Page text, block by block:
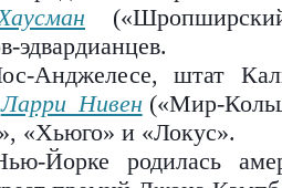
эдвардианцев.
штат
Ларри Нивен («Мир-
«Хьюго» и «Локус».
Йорке родилась